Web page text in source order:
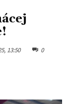
13:50 0